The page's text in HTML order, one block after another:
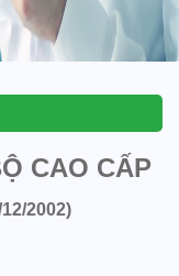
CAO CẤP
2002)